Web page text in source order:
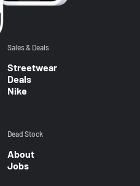
Sales & Deals
Streetwear
Deals
Nike
Dead Stock
About
Jobs